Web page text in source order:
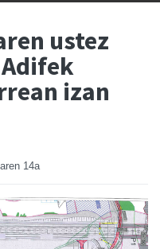
ustez
izan
14a